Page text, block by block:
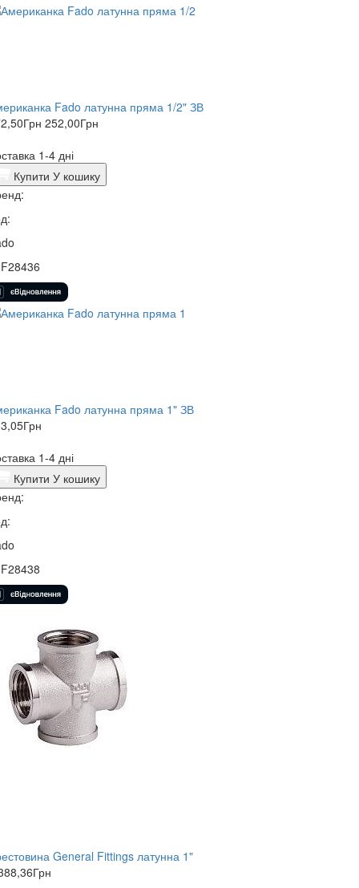
Fado латунна пряма 1/2" ЗВ
Грн 252,00Грн
1-4 дні
Купити У кошику
Fado латунна пряма 1" ЗВ
Грн
1-4 дні
Купити У кошику
General Fittings латунна 1"
Грн